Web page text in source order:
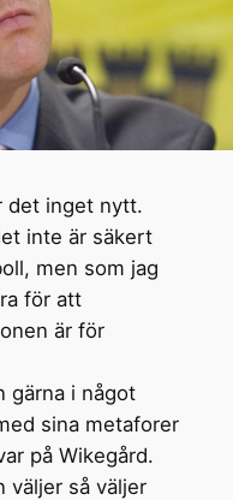
det inget nytt.
inte är säkert
men som jag
för att
är för
gärna i något
sina metaforer
på Wikegård.
väljer så väljer